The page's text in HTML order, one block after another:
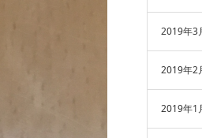
2019年3
2019年2
2019年1